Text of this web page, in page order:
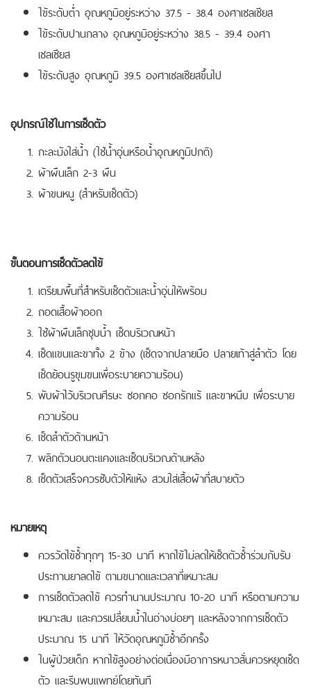
ไข้ระดับต่ำ อุณหภูมิอยู่ระหว่าง 37.5 - 38.4 องศาเซลเซียส
ไข้ระดับปานกลาง อุณหภูมิอยู่ระหว่าง 38.5 - 39.4 องศา
เซลเซียส
ไข้ระดับสูง อุณหภูมิ 39.5 องศาเซลเซียสขึ้นไป
อุปกรณ์ใช้ในการเช็ดตัว
กะละมังใส่น้ำ (ใช้น้ำอุ่นหรือน้ำอุณหภูมิปกติ)
ผ้าผืนเล็ก 2-3 ผืน
ผ้าขนหนู (สำหรับเช็ดตัว)
ขั้นตอนการเช็ดตัวลดไข้
เตรียมพื้นที่สำหรับเช็ดตัวและน้ำอุ่นให้พร้อม
ถอดเสื้อผ้าออก
ใช้ผ้าผืนเล็กชุบน้ำ เช็ดบริเวณหน้า
เช็ดแขนและขาทั้ง 2 ข้าง (เช็ดจากปลายมือ ปลายเท้าสู่ลำตัว โดย
เช็ดย้อนรูขุมขนเพื่อระบายความร้อน)
พับผ้าไว้บริเวณศีรษะ ซอกคอ ซอกรักแร้ และขาหนีบ เพื่อระบาย
ความร้อน
เช็ดลำตัวด้านหน้า
พลิกตัวนอนตะแคงและเช็ดบริเวณด้านหลัง
เช็ดตัวเสร็จควรซับตัวให้แห้ง สวมใส่เสื้อผ้าที่สบายตัว
หมายเหตุ
ควรวัดไข้ซ้ำทุกๆ 15-30 นาที หากไข้ไม่ลดให้เช็ดตัวซ้ำร่วมกับรับ
ประทานยาลดไข้ ตามขนาดและเวลาที่เหมาะสม
การเช็ดตัวลดไข้ ควรทำนานประมาณ 10-20 นาที หรือตามความ
เหมาะสม และควรเปลี่ยนน้ำในอ่างบ่อยๆ และหลังจากการเช็ดตัว
ประมาณ 15 นาที ให้วัดอุณหภูมิซ้ำอีกครั้ง
ในผู้ป่วยเด็ก หากไข้สูงอย่างต่อเนื่องมีอาการหนาวสั่นควรหยุดเช็ด
ตัว และรีบพบแพทย์โดยทันที